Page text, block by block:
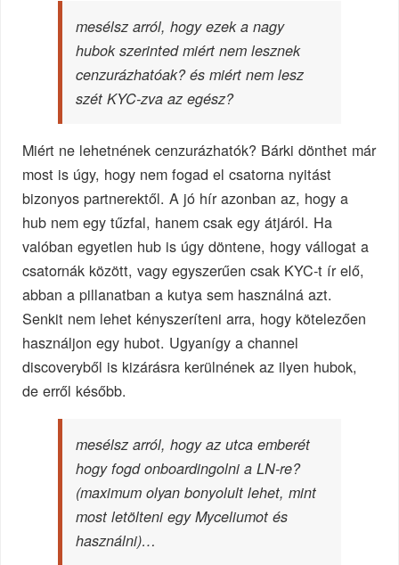
mesélsz arról, hogy ezek a nagy
hubok szerinted miért nem lesznek
cenzurázhatóak? és miért nem lesz
szét KYC-zva az egész?
Miért ne lehetnének cenzurázhatók? Bárki dönthet már
most is úgy, hogy nem fogad el csatorna nyitást
bizonyos partnerektől. A jó hír azonban az, hogy a
hub nem egy tűzfal, hanem csak egy átjáról. Ha
valóban egyetlen hub is úgy döntene, hogy vállogat a
csatornák között, vagy egyszerűen csak KYC-t ír elő,
abban a pillanatban a kutya sem használná azt.
Senkit nem lehet kényszeríteni arra, hogy kötelezően
használjon egy hubot. Ugyanígy a channel
discoveryből is kizárásra kerülnének az ilyen hubok,
de erről később.
mesélsz arról, hogy az utca emberét
hogy fogd onboardingolni a LN-re?
(maximum olyan bonyolult lehet, mint
most letölteni egy Myceliumot és
használni)…